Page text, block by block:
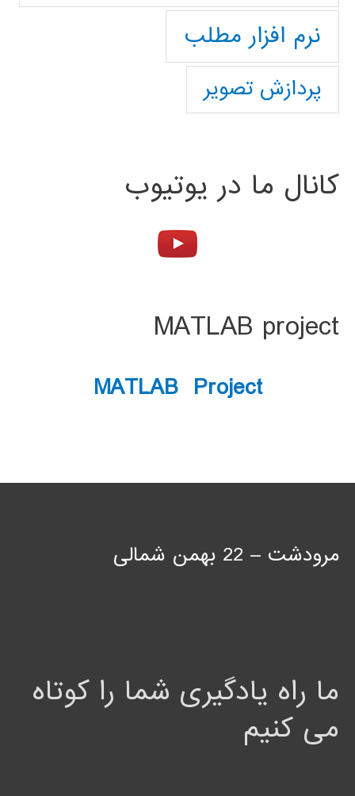
نرم افزار مطلب
پردازش تصویر
کانال ما در یوتیوب
MATLAB project
MATLAB Project
مرودشت – 22 بهمن شمالی
ما راه یادگیری شما را کوتاه
می کنیم